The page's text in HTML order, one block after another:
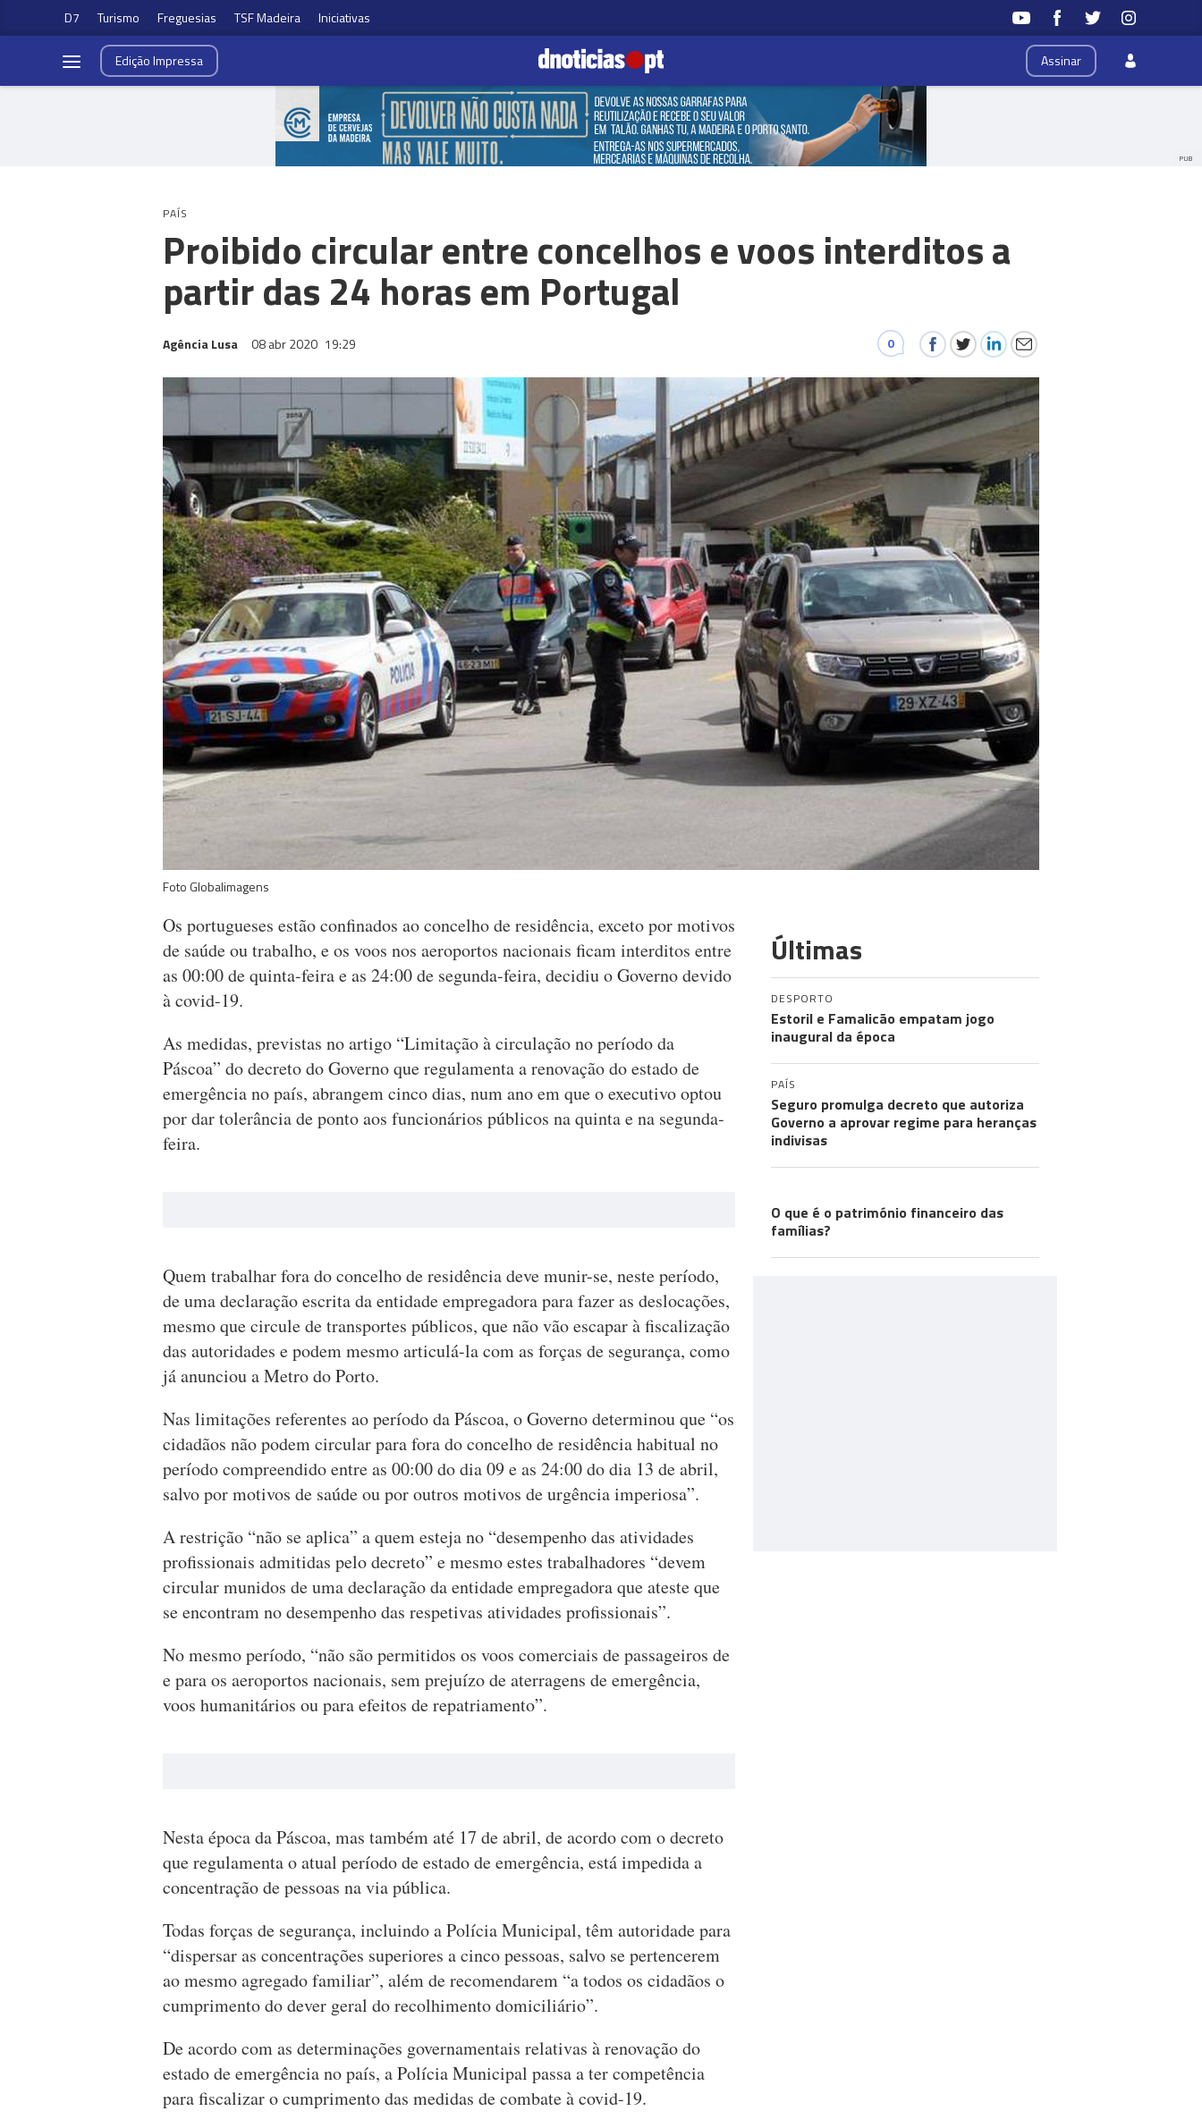
D7 Turismo Freguesias TSF Madeira Iniciativas
Assinar
EdiçãoImpressa
PUB
PAÍS
Proibido circular entre concelhos e voos interditos a
partir das 24 horas em Portugal
Agência Lusa 08 abr 2020 19:29 0
Foto Globalimagens
Os portugueses estão confinados ao concelho de residência, exceto por motivos
de saúde ou trabalho, e os voos nos aeroportos nacionais ficam interditos entre
as 00:00 de quinta-feira e as 24:00 de segunda-feira, decidiu o Governo devido
à covid-19.
As medidas, previstas no artigo “Limitação à circulação no período da
Páscoa” do decreto do Governo que regulamenta a renovação do estado de
emergência no país, abrangem cinco dias, num ano em que o executivo optou
por dar tolerância de ponto aos funcionários públicos na quinta e na segunda-
feira.
Quem trabalhar fora do concelho de residência deve munir-se, neste período,
de uma declaração escrita da entidade empregadora para fazer as deslocações,
mesmo que circule de transportes públicos, que não vão escapar à fiscalização
das autoridades e podem mesmo articulá-la com as forças de segurança, como
já anunciou a Metro do Porto.
Nas limitações referentes ao período da Páscoa, o Governo determinou que “os
cidadãos não podem circular para fora do concelho de residência habitual no
período compreendido entre as 00:00 do dia 09 e as 24:00 do dia 13 de abril,
salvo por motivos de saúde ou por outros motivos de urgência imperiosa”.
A restrição “não se aplica” a quem esteja no “desempenho das atividades
profissionais admitidas pelo decreto” e mesmo estes trabalhadores “devem
circular munidos de uma declaração da entidade empregadora que ateste que
se encontram no desempenho das respetivas atividades profissionais”.
No mesmo período, “não são permitidos os voos comerciais de passageiros de
e para os aeroportos nacionais, sem prejuízo de aterragens de emergência,
voos humanitários ou para efeitos de repatriamento”.
Nesta época da Páscoa, mas também até 17 de abril, de acordo com o decreto
que regulamenta o atual período de estado de emergência, está impedida a
concentração de pessoas na via pública.
Todas forças de segurança, incluindo a Polícia Municipal, têm autoridade para
“dispersar as concentrações superiores a cinco pessoas, salvo se pertencerem
ao mesmo agregado familiar”, além de recomendarem “a todos os cidadãos o
cumprimento do dever geral do recolhimento domiciliário”.
De acordo com as determinações governamentais relativas à renovação do
estado de emergência no país, a Polícia Municipal passa a ter competência
para fiscalizar o cumprimento das medidas de combate à covid-19.
Últimas
DESPORTO
Estoril e Famalicão empatam jogo
inaugural da época
PAÍS
Seguro promulga decreto que autoriza
Governo a aprovar regime para heranças
indivisas
O que é o património financeiro das
famílias?